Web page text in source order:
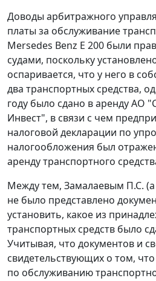
Доводы арбитражного
платы за обслуживание
Mersedes Benz E 200 были
судами, поскольку
оспаривается, что у него в
два транспортных средства,
году было сдано в аренду АО
Инвест", в связи с чем
налоговой декларации по
налогообложения был
аренду транспортного
Между тем, Замалаевым П.С.
не было представлено
установить, какое из
транспортных средств было
Учитывая, что документов и
свидетельствующих о том,
по обслуживанию